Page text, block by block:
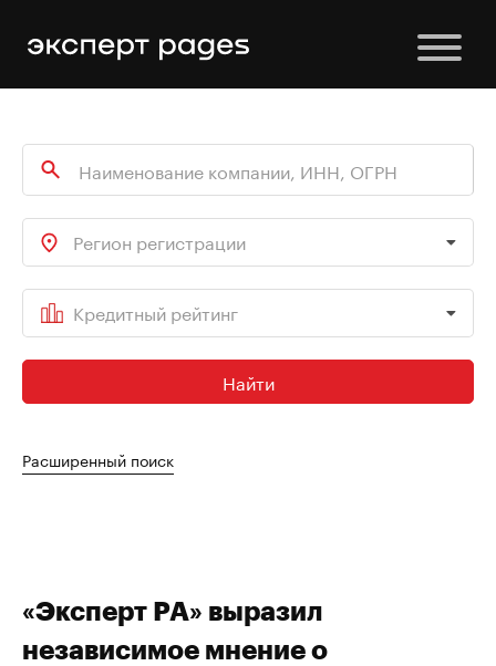
Регион регистрации
Кредитный рейтинг
Найти
Расширенный поиск
«Эксперт РА» выразил
независимое мнение о